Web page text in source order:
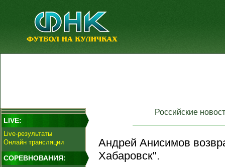
LIVE:
Live-результаты
Онлайн трансляции
СОРЕВНОВАНИЯ:
Российские
Андрей Анисимов
Хабаровск".